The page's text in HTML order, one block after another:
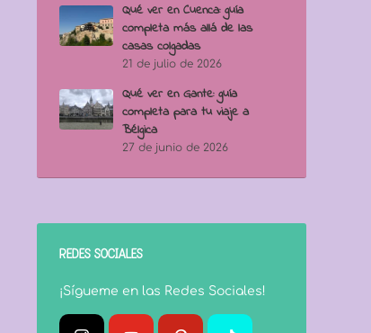
Qué ver en Cuenca: guía
completa más allá de las
casas colgadas
21 de julio de 2026
Qué ver en Gante: guía
completa para tu viaje a
Bélgica
27 de junio de 2026
REDES SOCIALES
¡Sígueme en las Redes Sociales!